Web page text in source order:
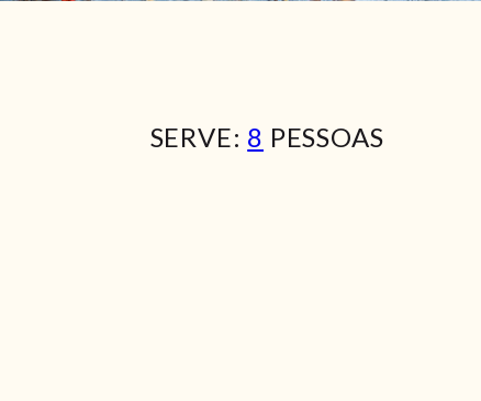
SERVE: 8 PESSOAS